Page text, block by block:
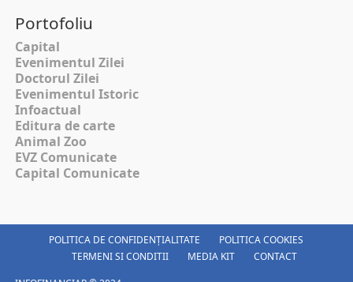
Portofoliu
Capital
Evenimentul Zilei
Doctorul Zilei
Evenimentul Istoric
Infoactual
Editura de carte
Animal Zoo
EVZ Comunicate
Capital Comunicate
POLITICA DE CONFIDENȚIALITATE
POLITICA COOKIES
TERMENI SI CONDITII
MEDIA KIT
CONTACT